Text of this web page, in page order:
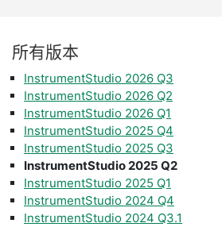
所有版本
InstrumentStudio 2026 Q3
InstrumentStudio 2026 Q2
InstrumentStudio 2026 Q1
InstrumentStudio 2025 Q4
InstrumentStudio 2025 Q3
InstrumentStudio 2025 Q2
InstrumentStudio 2025 Q1
InstrumentStudio 2024 Q4
InstrumentStudio 2024 Q3.1